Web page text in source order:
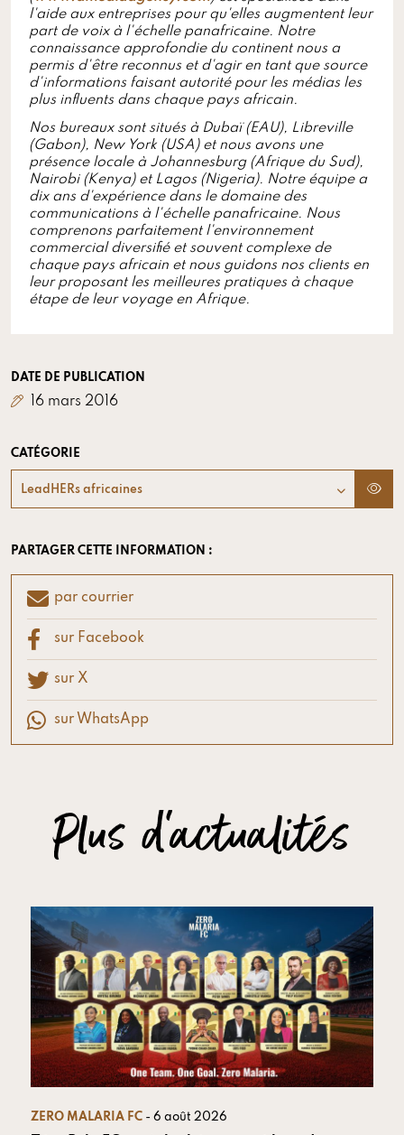
l'aide aux entreprises pour qu'elles augmentent leur
part de voix à l'échelle panafricaine. Notre
connaissance approfondie du continent nous a
permis d'être reconnus et d'agir en tant que source
d'informations faisant autorité pour les médias les
plus influents dans chaque pays africain.
Nos bureaux sont situés à Dubaï (EAU), Libreville
(Gabon), New York (USA) et nous avons une
présence locale à Johannesburg (Afrique du Sud),
Nairobi (Kenya) et Lagos (Nigeria). Notre équipe a
dix ans d'expérience dans le domaine des
communications à l'échelle panafricaine. Nous
comprenons parfaitement l'environnement
commercial diversifié et souvent complexe de
chaque pays africain et nous guidons nos clients en
leur proposant les meilleures pratiques à chaque
étape de leur voyage en Afrique.
DATE DE PUBLICATION
16 mars 2016
CATÉGORIE
LeadHERs africaines
PARTAGER CETTE INFORMATION :
par courrier
sur Facebook
sur X
sur WhatsApp
Plus d'actualités
ZERO MALARIA FC - 6 août 2026